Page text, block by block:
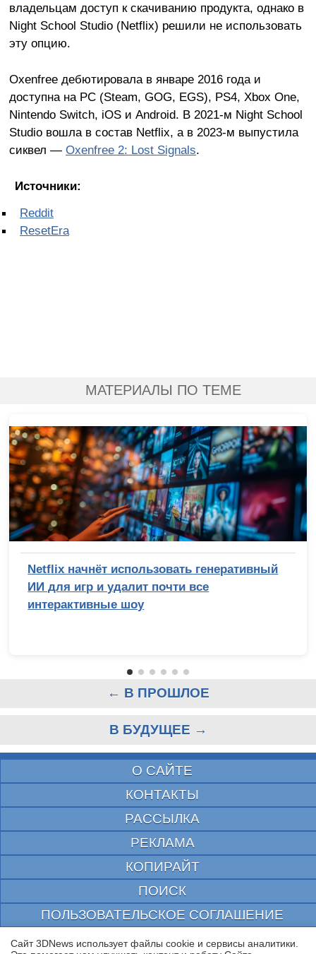
владельцам доступ к скачиванию продукта, однако в
Night School Studio (Netflix) решили не использовать
эту опцию.
Oxenfree дебютировала в январе 2016 года и
доступна на PC (Steam, GOG, EGS), PS4, Xbox One,
Nintendo Switch, iOS и Android. В 2021-м Night School
Studio вошла в состав Netflix, а в 2023-м выпустила
сиквел — Oxenfree 2: Lost Signals.
Источники:
Reddit
ResetEra
МАТЕРИАЛЫ ПО ТЕМЕ
Netflix начнёт использовать генеративный
ИИ для игр и удалит почти все
интерактивные шоу
← В ПРОШЛОЕ
В БУДУЩЕЕ →
О САЙТЕ
КОНТАКТЫ
РАССЫЛКА
РЕКЛАМА
КОПИРАЙТ
ПОИСК
ПОЛЬЗОВАТЕЛЬСКОЕ СОГЛАШЕНИЕ
ЗАЩИЩЕНО CURATOR
Сайт 3DNews использует файлы cookie и сервисы аналитики.